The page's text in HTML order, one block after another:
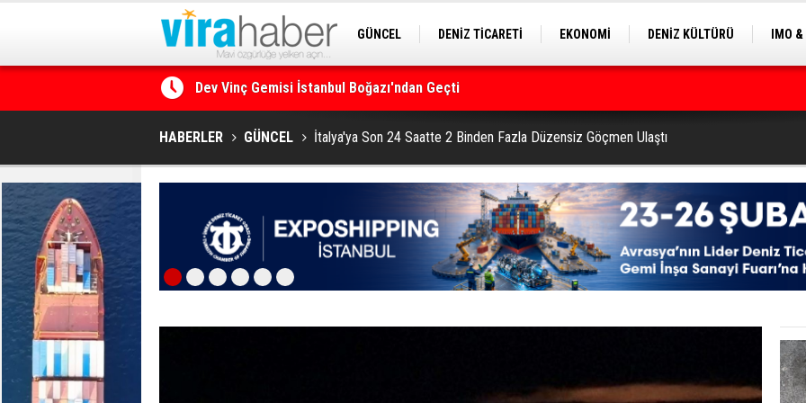
GÜNCEL DENİZ TİCARETİ EKONOMİ DENİZ KÜLTÜRÜ
IMO
Dev Vinç Gemisi İstanbul Boğazı'ndan Geçti
Ege Denizi’nin En Büyük Mercan Ormanı
HABERLER GÜNCEL İtalya'ya Son 24 Saatte 2 Binden Fazla Düzensiz Göçmen Ulaştı